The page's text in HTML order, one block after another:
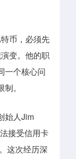
币，必须先
变。他的职
一个核心问
。
始人Jim
接受信用卡
这次经历深